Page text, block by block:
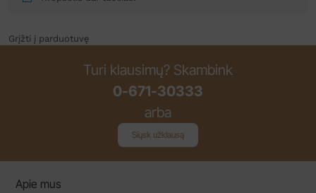
Grįžti į parduotuvę
Turi klausimų? Skambink
0-671-30333
arba
Siųsk užklausą
Apie mus